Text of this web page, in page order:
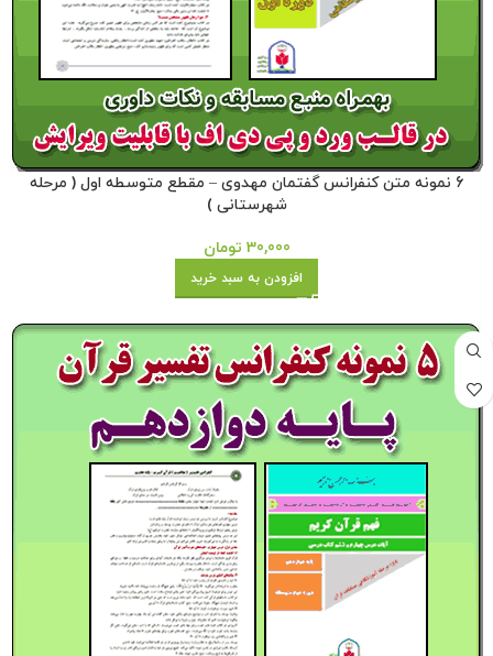
6 نمونه متن کنفرانس گفتمان مهدوی – مقطع متوسطه اول ( مرحله
شهرستانی )
30,000 تومان
افزودن به سبد خرید